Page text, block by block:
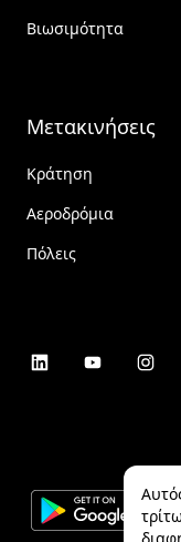
Βιωσιμότητα
Μετακινήσεις
Κράτηση
Αεροδρόμια
Πόλεις